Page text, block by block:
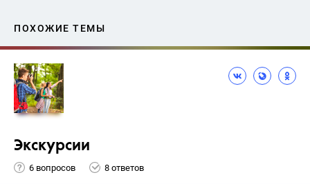
ПОХОЖИЕ ТЕМЫ
Экскурсии
6 вопросов 8 ответов